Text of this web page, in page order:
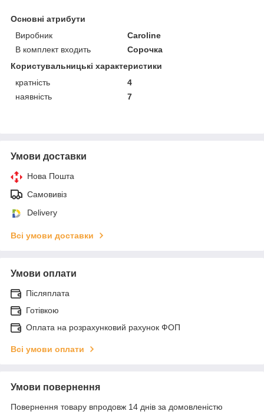
Основні атрибути
Виробник
Caroline
В комплект входить
Сорочка
Користувальницькі характеристики
кратність
4
наявність
7
Умови доставки
Нова Пошта
Самовивіз
Delivery
Всі умови доставки
Умови оплати
Післяплата
Готівкою
Оплата на розрахунковий рахунок ФОП
Всі умови оплати
Умови повернення
Повернення товару впродовж 14 днів за домовленістю